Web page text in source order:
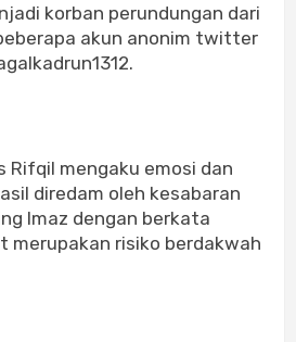
korban perundungan dari
akun anonim twitter
Rifqil mengaku emosi dan
diredam oleh kesabaran
Imaz dengan berkata
merupakan risiko berdakwah